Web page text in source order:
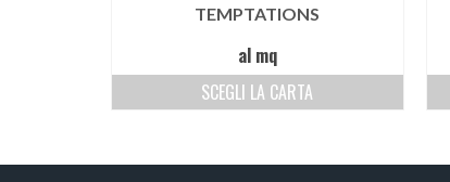
TEMPTATIONS
al mq
SCEGLI LA CARTA